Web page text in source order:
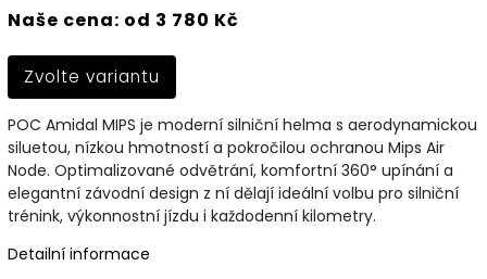
Naše cena: od 3 780 Kč
Zvolte variantu
POC Amidal MIPS je moderní silniční helma s aerodynamickou
siluetou, nízkou hmotností a pokročilou ochranou Mips Air
Node. Optimalizované odvětrání, komfortní 360° upínání a
elegantní závodní design z ní dělají ideální volbu pro silniční
trénink, výkonnostní jízdu i každodenní kilometry.
Detailní informace